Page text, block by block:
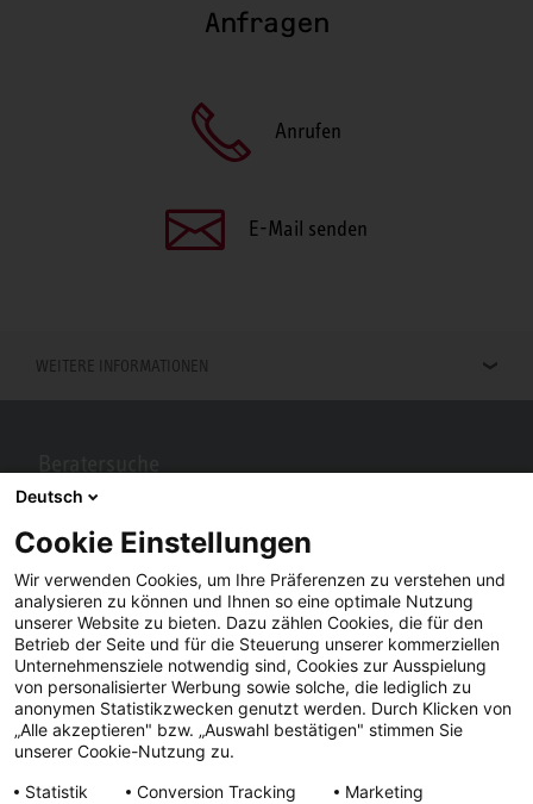
Anfragen
Anrufen
E-Mail senden
WEITERE INFORMATIONEN
Berater in Ihrer Nähe gesucht? Mit STIEBEL ELTRON kein Problem.
Facebook YouTube LinkedIn
Instagram
Deutsch
Cookie Einstellungen
Wir verwenden Cookies, um Ihre Präferenzen zu verstehen und
analysieren zu können und Ihnen so eine optimale Nutzung
unserer Website zu bieten. Dazu zählen Cookies, die für den
Betrieb der Seite und für die Steuerung unserer kommerziellen
Unternehmensziele notwendig sind, Cookies zur Ausspielung
von personalisierter Werbung sowie solche, die lediglich zu
anonymen Statistikzwecken genutzt werden. Durch Klicken von
„Alle akzeptieren" bzw. „Auswahl bestätigen" stimmen Sie
unserer Cookie-Nutzung zu.
Statistik
Conversion Tracking Marketing